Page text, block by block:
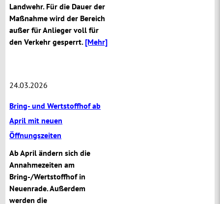
Landwehr. Für die Dauer der
Maßnahme wird der Bereich
außer für Anlieger voll für
den Verkehr gesperrt. [Mehr]
24.03.2026
Bring- und Wertstoffhof ab
April mit neuen
Öffnungszeiten
Ab April ändern sich die
Annahmezeiten am
Bring-/Wertstoffhof in
Neuenrade. Außerdem
werden die